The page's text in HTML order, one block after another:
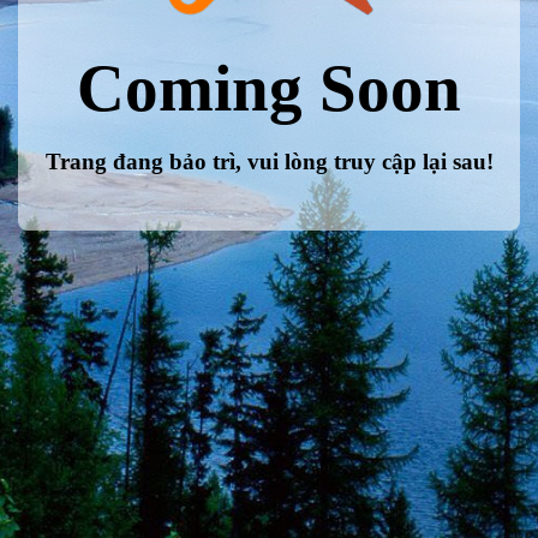
Coming Soon
Trang đang bảo trì, vui lòng truy cập lại sau!